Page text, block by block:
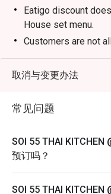
甜的罗望子酱快炒，
🥤 招牌饮品
・香茅香兰冰饮 | 一款
适合充满活力的平日晚
Eatigo discount
House set menu.
Customers are not
different timeslots.
取消与变更办法
常见问题
SOI 55 THAI KITCHEN
预订吗？
SOI 55 THAI KITCHEN